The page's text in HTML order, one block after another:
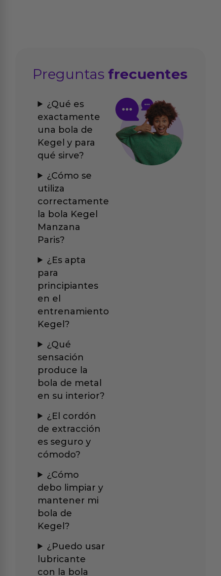
Preguntasfrecuentes
¿Qué es
exactamente
una bola de
Kegel y para
qué sirve?
¿Cómo se
utiliza
correctamente
la bola Kegel
Manzana
Paris?
¿Es apta
para
principiantes
en el
entrenamiento
Kegel?
¿Qué
sensación
produce la
bola de metal
en su interior?
¿El cordón
de extracción
es seguro y
cómodo?
¿Cómo
debo limpiar y
mantener mi
bola de
Kegel?
¿Puedo usar
lubricante
con la bola